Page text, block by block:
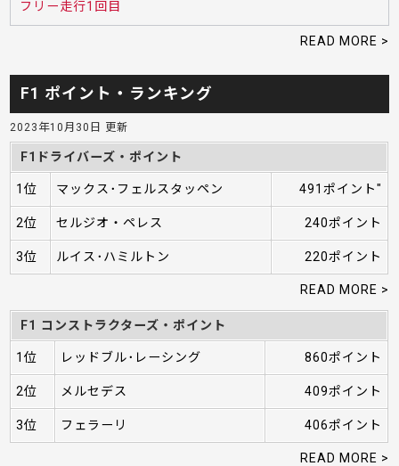
フリー走行1回目
READ MORE >
F1 ポイント・ランキング
2023年10月30日 更新
F1ドライバーズ・ポイント
1位 マックス･フェルスタッペン 491ポイント"
2位 セルジオ・ペレス 240ポイント
3位 ルイス･ハミルトン 220ポイント
READ MORE >
F1 コンストラクターズ・ポイント
1位 レッドブル･レーシング 860ポイント
2位 メルセデス 409ポイント
3位 フェラーリ 406ポイント
READ MORE >